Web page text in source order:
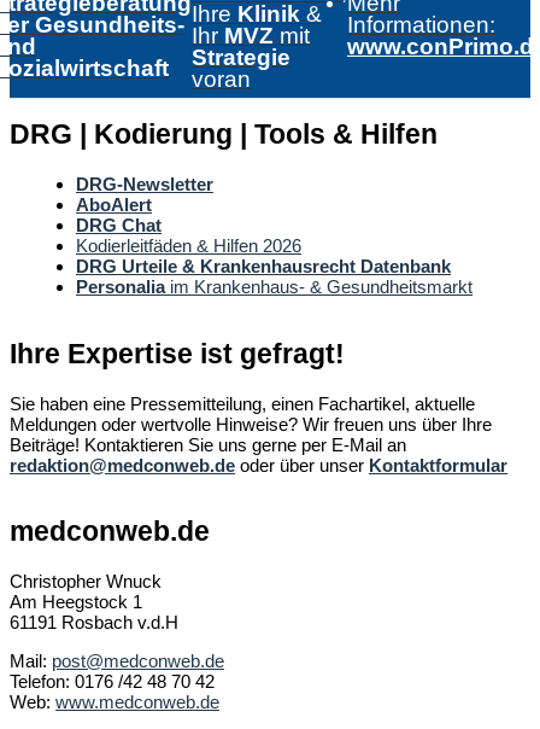
Gesundheits- Ihre Klinik &
Ihr MVZ mit
Strategie
voran
Informationen:
DRG | Kodierung | Tools & Hilfen
DRG-Newsletter
AboAlert
DRG Chat
Kodierleitfäden & Hilfen 2026
DRG Urteile & Krankenhausrecht Datenbank
Personaliaim Krankenhaus- & Gesundheitsmarkt
Ihre Expertise ist gefragt!
Sie haben eine Pressemitteilung, einen Fachartikel, aktuelle
Meldungen oder wertvolle Hinweise? Wir freuen uns über Ihre
Beiträge! Kontaktieren Sie uns gerne per E-Mail an
redaktion@medconweb.de oder über unser Kontaktformular
medconweb.de
Christopher Wnuck
Am Heegstock 1
61191 Rosbach v.d.H
Mail: post@medconweb.de
Telefon: 0176 /42 48 70 42
Web: www.medconweb.de